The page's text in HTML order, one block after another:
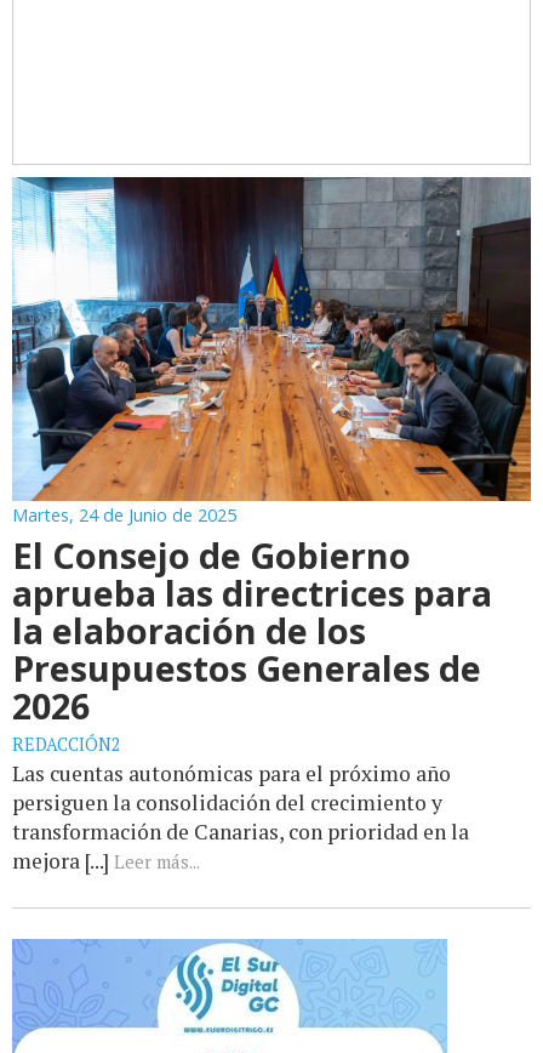
Martes, 24 de Junio de 2025
El Consejo de Gobierno
aprueba las directrices para
la elaboración de los
Presupuestos Generales de
2026
REDACCIÓN2
Las cuentas autonómicas para el próximo año
persiguen la consolidación del crecimiento y
transformación de Canarias, con prioridad en la
mejora [...] Leer más...